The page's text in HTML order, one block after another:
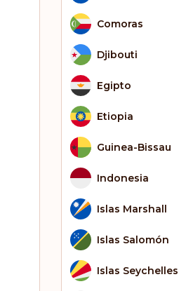
Comoras
Djibouti
Egipto
Etiopia
Guinea-Bissau
Indonesia
Islas Marshall
Islas Salomón
Islas Seychelles